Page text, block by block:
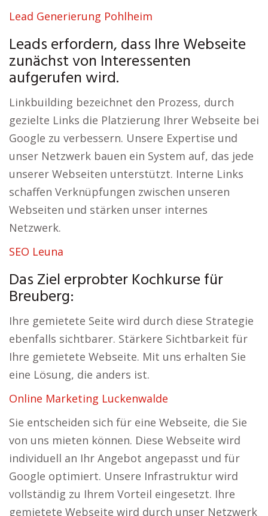
Lead Generierung Pohlheim
Leads erfordern, dass Ihre Webseite
zunächst von Interessenten
aufgerufen wird.
Linkbuilding bezeichnet den Prozess, durch
gezielte Links die Platzierung Ihrer Webseite bei
Google zu verbessern. Unsere Expertise und
unser Netzwerk bauen ein System auf, das jede
unserer Webseiten unterstützt. Interne Links
schaffen Verknüpfungen zwischen unseren
Webseiten und stärken unser internes
Netzwerk.
SEO Leuna
Das Ziel erprobter Kochkurse für
Breuberg:
Ihre gemietete Seite wird durch diese Strategie
ebenfalls sichtbarer. Stärkere Sichtbarkeit für
Ihre gemietete Webseite. Mit uns erhalten Sie
eine Lösung, die anders ist.
Online Marketing Luckenwalde
Sie entscheiden sich für eine Webseite, die Sie
von uns mieten können. Diese Webseite wird
individuell an Ihr Angebot angepasst und für
Google optimiert. Unsere Infrastruktur wird
vollständig zu Ihrem Vorteil eingesetzt. Ihre
gemietete Webseite wird durch unser Netzwerk